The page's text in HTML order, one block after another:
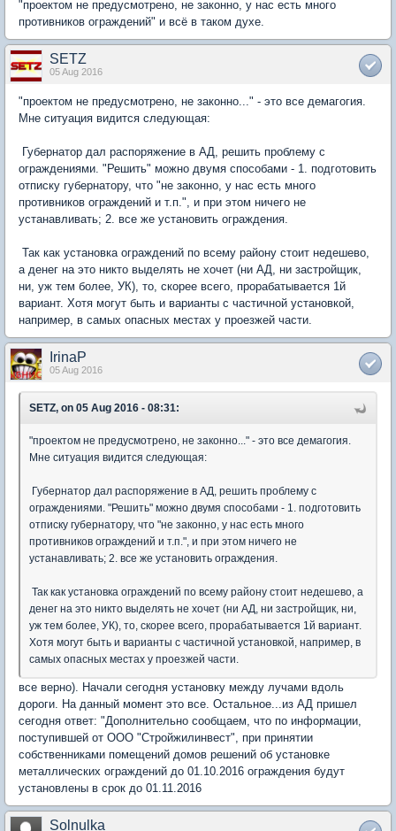
"проектом не предусмотрено, не законно, у нас есть много
противников ограждений" и всё в таком духе.
SETZ
05 Aug 2016
"проектом не предусмотрено, не законно..." - это все демагогия.
Мне ситуация видится следующая:
Губернатор дал распоряжение в АД, решить проблему с
ограждениями. "Решить" можно двумя способами - 1. подготовить
отписку губернатору, что "не законно, у нас есть много
противников ограждений и т.п.", и при этом ничего не
устанавливать; 2. все же установить ограждения.
Так как установка ограждений по всему району стоит недешево,
а денег на это никто выделять не хочет (ни АД, ни застройщик,
ни, уж тем более, УК), то, скорее всего, прорабатывается 1й
вариант. Хотя могут быть и варианты с частичной установкой,
например, в самых опасных местах у проезжей части.
IrinaP
05 Aug 2016
SETZ, on 05 Aug 2016 - 08:31:
"проектом не предусмотрено, не законно..." - это все демагогия.
Мне ситуация видится следующая:
Губернатор дал распоряжение в АД, решить проблему с
ограждениями. "Решить" можно двумя способами - 1. подготовить
отписку губернатору, что "не законно, у нас есть много
противников ограждений и т.п.", и при этом ничего не
устанавливать; 2. все же установить ограждения.
Так как установка ограждений по всему району стоит недешево, а
денег на это никто выделять не хочет (ни АД, ни застройщик, ни,
уж тем более, УК), то, скорее всего, прорабатывается 1й вариант.
Хотя могут быть и варианты с частичной установкой, например, в
самых опасных местах у проезжей части.
все верно). Начали сегодня установку между лучами вдоль
дороги. На данный момент это все. Остальное...из АД пришел
сегодня ответ: "Дополнительно сообщаем, что по информации,
поступившей от ООО "Стройжилинвест", при принятии
собственниками помещений домов решений об установке
металлических ограждений до 01.10.2016 ограждения будут
установлены в срок до 01.11.2016
Solnulka